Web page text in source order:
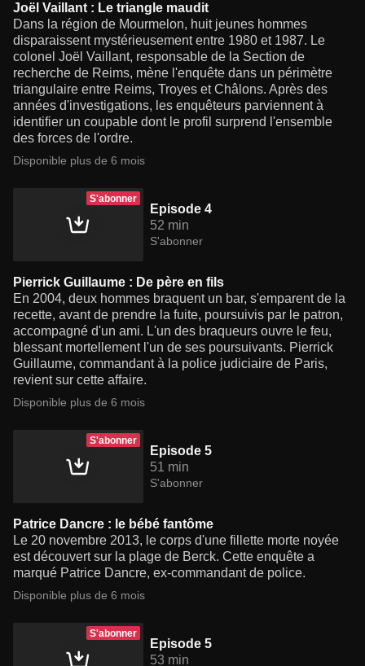
Joël Vaillant : Le triangle maudit
Dans la région de Mourmelon, huit jeunes hommes
disparaissent mystérieusement entre 1980 et 1987. Le
colonel Joël Vaillant, responsable de la Section de
recherche de Reims, mène l'enquête dans un périmètre
triangulaire entre Reims, Troyes et Châlons. Après des
années d'investigations, les enquêteurs parviennent à
identifier un coupable dont le profil surprend l'ensemble
des forces de l'ordre.
Disponible plus de 6 mois
S'abonner
Episode 4
52 min
S'abonner
Pierrick Guillaume : De père en fils
En 2004, deux hommes braquent un bar, s'emparent de la
recette, avant de prendre la fuite, poursuivis par le patron,
accompagné d'un ami. L'un des braqueurs ouvre le feu,
blessant mortellement l'un de ses poursuivants. Pierrick
Guillaume, commandant à la police judiciaire de Paris,
revient sur cette affaire.
Disponible plus de 6 mois
S'abonner
Episode 5
51 min
S'abonner
Patrice Dancre : le bébé fantôme
Le 20 novembre 2013, le corps d'une fillette morte noyée
est découvert sur la plage de Berck. Cette enquête a
marqué Patrice Dancre, ex-commandant de police.
Disponible plus de 6 mois
S'abonner
Episode 5
53 min